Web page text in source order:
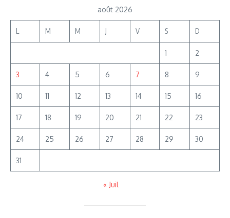
août 2026
L M M J V S D
1 2
3 4 5 6 7 8 9
10 11 12 13 14 15 16
17 18 19 20 21 22 23
24 25 26 27 28 29 30
31
« Juil